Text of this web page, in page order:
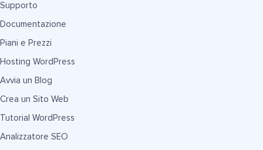
Supporto
Documentazione
Piani e Prezzi
Hosting WordPress
Avvia un Blog
Crea un Sito Web
Tutorial WordPress
Analizzatore SEO